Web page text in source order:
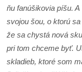
ňu fanúšikovia píšu.
svojou šou, o ktorú
že sa chystá nová
pri tom chceme byť.
skladieb, ktoré som